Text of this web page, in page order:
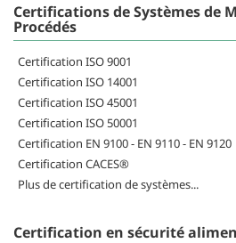
Certifications de Systèmes de
Procédés
Certification ISO 9001
Certification ISO 14001
Certification ISO 45001
Certification ISO 50001
Certification EN 9100 - EN 9110 - EN 9120
Certification CACES®
Plus de certification de systèmes...
Certification en sécurité